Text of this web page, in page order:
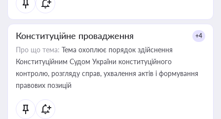
Конституційне провадження +4
Про що тема: Тема охоплює порядок здійснення
Конституційним Судом України конституційного
контролю, розгляду справ, ухвалення актів і формування
правових позицій